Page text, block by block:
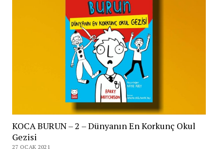
KOCA BURUN – 2 – Dünyanın En Korkunç Okul
Gezisi
27 OCAK 2021